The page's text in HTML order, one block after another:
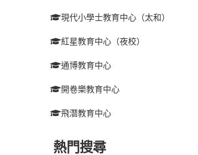
現代小學士教育中心（太和）
紅星教育中心（夜校）
通博教育中心
開卷樂教育中心
飛潛教育中心
熱門搜尋